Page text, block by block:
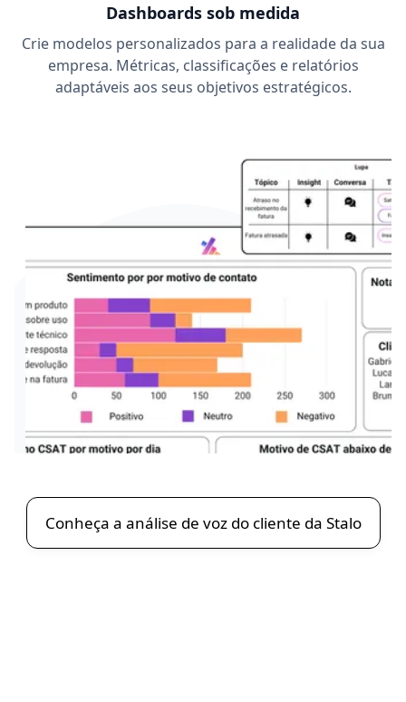
Dashboards sob medida
Crie modelos personalizados para a realidade da sua
empresa. Métricas, classificações e relatórios
adaptáveis aos seus objetivos estratégicos.
Conheça a análise de voz do cliente da Stalo